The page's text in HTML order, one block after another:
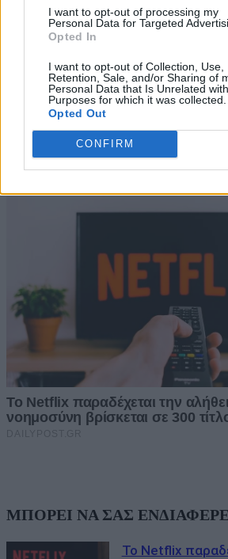
I want to opt-out of processing my
Personal Data for Targeted
Opted In
I want to opt-out of Collection, Use,
Retention, Sale, and/or Sharing of
Personal Data that Is Unrelated
Purposes for which it was collected.
Opted Out
CONFIRM
ΜΠΟΡΕΙ ΝΑ ΣΑΣ
Το Netflix